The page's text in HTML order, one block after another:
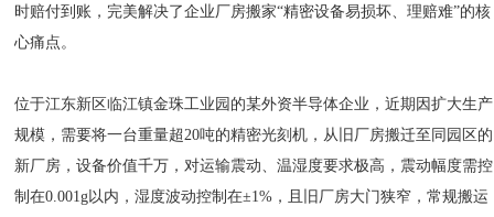
时赔付到账，完美解决了企业厂房搬家“精密设备易损坏、理赔难”的核
心痛点。
位于江东新区临江镇金珠工业园的某外资半导体企业，近期因扩大生产
规模，需要将一台重量超20吨的精密光刻机，从旧厂房搬迁至同园区的
新厂房，设备价值千万，对运输震动、温湿度要求极高，震动幅度需控
制在0.001g以内，湿度波动控制在±1%，且旧厂房大门狭窄，常规搬运